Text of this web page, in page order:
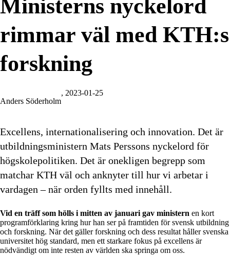
Ministerns nyckelord
rimmar väl med KTH:s
forskning
Anders Söderholm
, 2023-01-25
Excellens, internationalisering och innovation. Det är
utbildningsministern Mats Perssons nyckelord för
högskolepolitiken. Det är onekligen begrepp som
matchar KTH väl och anknyter till hur vi arbetar i
vardagen – när orden fyllts med innehåll.
Vid en träff som hölls i mitten av januari gav ministern en kort
programförklaring kring hur han ser på framtiden för svensk utbildning
och forskning. När det gäller forskning och dess resultat håller svenska
universitet hög standard, men ett starkare fokus på excellens är
nödvändigt om inte resten av världen ska springa om oss.